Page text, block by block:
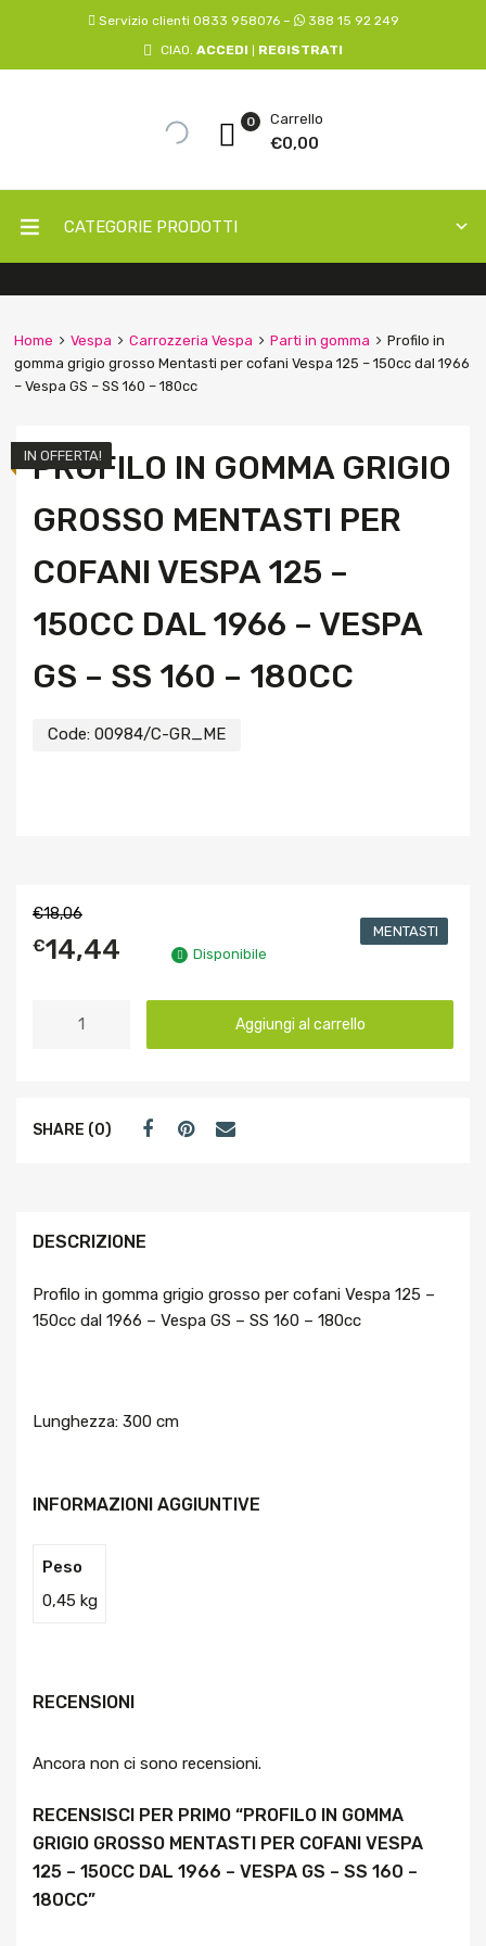
Servizio clienti 0833 958076 –
388 15 92 249
CIAO. ACCEDI REGISTRATI
Carrello
€0,00
0
CATEGORIE PRODOTTI
Home Vespa Carrozzeria Vespa Parti in gomma
Profilo in
gomma grigio grosso Mentasti per cofani Vespa 125 – 150cc dal 1966
– Vespa GS – SS 160 – 180cc
PROFILO IN GOMMA GRIGIO
GROSSO MENTASTI PER
COFANI VESPA 125 –
150CC DAL 1966 – VESPA
GS – SS 160 – 180CC
Code: 00984/C-GR_ME
IN OFFERTA!
€18,06
€14,44
MENTASTI
Disponibile
Aggiungi al carrello
SHARE (0)
DESCRIZIONE
Profilo in gomma grigio grosso per cofani Vespa 125 –
150cc dal 1966 – Vespa GS – SS 160 – 180cc
Lunghezza: 300 cm
INFORMAZIONI AGGIUNTIVE
Peso
0,45 kg
RECENSIONI
Ancora non ci sono recensioni.
RECENSISCI PER PRIMO “PROFILO IN GOMMA
GRIGIO GROSSO MENTASTI PER COFANI VESPA
125 – 150CC DAL 1966 – VESPA GS – SS 160 –
180CC”